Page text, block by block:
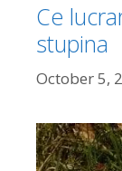
Ce
stupina
October 5,